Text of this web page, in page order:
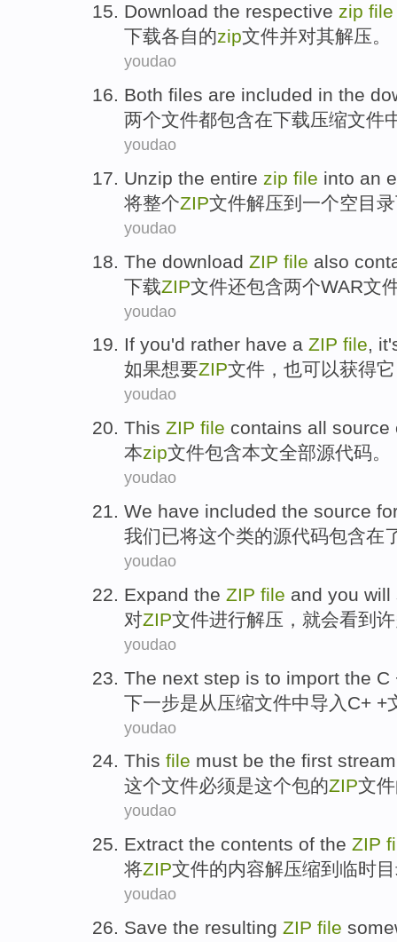
Download the respective zip file
下载各自的zip文件并对其解压。
youdao
Both files are included in the
两个文件都包含在下载压缩文件
youdao
Unzip the entire zip file into an
将整个ZIP文件解压到 一个空目
youdao
The download ZIP file also
下载ZIP文件还包含两个WAR文
youdao
If you'd rather have a ZIP file, it
如果想要ZIP文件 ， 也可以获得它
youdao
This ZIP file contains all source
本zip文件包含本文全部源代码。
youdao
We have included the source
我们已将这个类的源代码包含在
youdao
Expand the ZIP file and you will
对ZIP文件进行解压 ， 就会看到
youdao
The next step is to import the C
下一步是从 压缩文件中导入 C+ +
youdao
This file must be the first stream
这个文件必须是这个包的ZIP文件
youdao
Extract the contents of the ZIP
将ZIP文件的内容解压缩到 临时
youdao
Save the resulting ZIP file